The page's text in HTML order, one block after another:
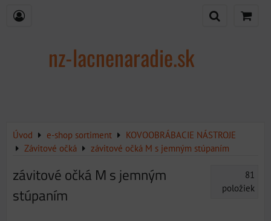
nz-lacnenaradie.sk
Úvod e-shop sortiment
KOVOOBRÁBACIE NÁSTROJE
Závitové očká
závitové očká M s jemným stúpaním
závitové očká M s jemným
stúpaním
81
položiek